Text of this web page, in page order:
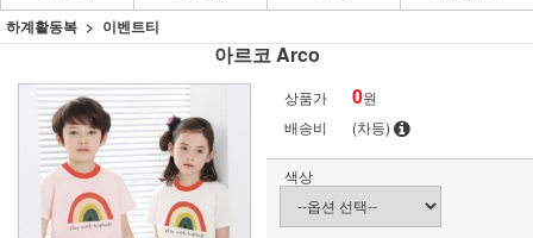
하계활동복 이벤트티
아르코 Arco
상품가 0원
배송비
(차등)
색상